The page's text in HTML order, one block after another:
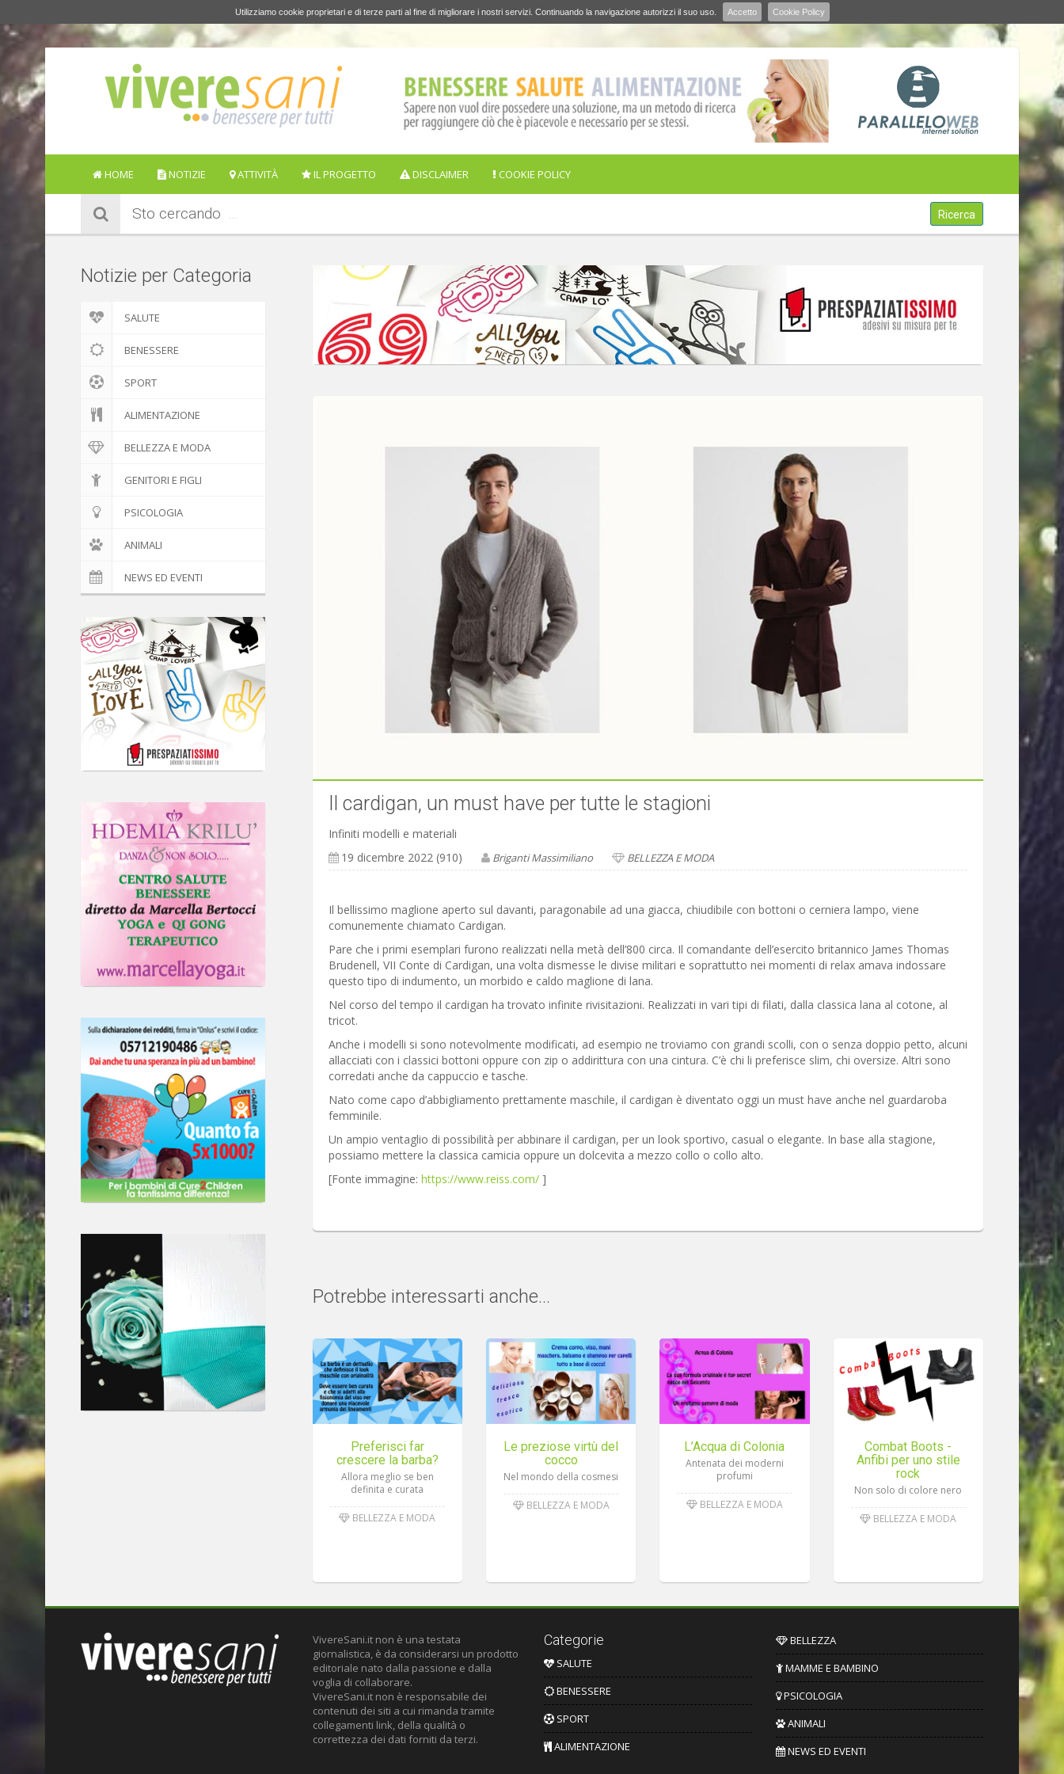
Utilizziamo cookie proprietari e di terze parti al fine di migliorare i nostri servizi. Continuando la navigazione autorizzi il suo uso. Accetto Cookie Policy
HOME NOTIZIE ATTIVITÀ IL PROGETTO DISCLAIMER COOKIE POLICY
Sto cercando Ricerca
Notizie per Categoria
SALUTE
BENESSERE
SPORT
ALIMENTAZIONE
BELLEZZA E MODA
GENITORI E FIGLI
PSICOLOGIA
ANIMALI
NEWS ED EVENTI
Il cardigan, un must have per tutte le stagioni
Infiniti modelli e materiali
19 dicembre 2022 (910)
Briganti Massimiliano BELLEZZA E MODA
Il bellissimo maglione aperto sul davanti, paragonabile ad una giacca, chiudibile con bottoni o cerniera lampo, viene
comunemente chiamato Cardigan.
Pare che i primi esemplari furono realizzati nella metà dell’800 circa. Il comandante dell’esercito britannico James Thomas
Brudenell, VII Conte di Cardigan, una volta dismesse le divise militari e soprattutto nei momenti di relax amava indossare
questo tipo di indumento, un morbido e caldo maglione di lana.
Nel corso del tempo il cardigan ha trovato infinite rivisitazioni. Realizzati in vari tipi di filati, dalla classica lana al cotone, al
tricot.
Anche i modelli si sono notevolmente modificati, ad esempio ne troviamo con grandi scolli, con o senza doppio petto, alcuni
allacciati con i classici bottoni oppure con zip o addirittura con una cintura. C’è chi li preferisce slim, chi oversize. Altri sono
corredati anche da cappuccio e tasche.
Nato come capo d’abbigliamento prettamente maschile, il cardigan è diventato oggi un must have anche nel guardaroba
femminile.
Un ampio ventaglio di possibilità per abbinare il cardigan, per un look sportivo, casual o elegante. In base alla stagione,
possiamo mettere la classica camicia oppure un dolcevita a mezzo collo o collo alto.
[Fonte immagine: https://www.reiss.com/]
Potrebbe interessarti anche...
Preferisci far
crescere la barba?
Allora meglio se ben
definita e curata
BELLEZZA E MODA
Le preziose virtù del
cocco
Nel mondo della cosmesi
BELLEZZA E MODA
L’Acqua di Colonia
Antenata dei moderni
profumi
BELLEZZA E MODA
Combat Boots -
Anfibi per uno stile
rock
Non solo di colore nero
BELLEZZA E MODA
VivereSani.it non è una testata
giornalistica, è da considerarsi un prodotto
editoriale nato dalla passione e dalla
voglia di collaborare.
VivereSani.it non è responsabile dei
contenuti dei siti a cui rimanda tramite
collegamenti link, della qualità o
correttezza dei dati forniti da terzi.
Categorie
SALUTE
BENESSERE
SPORT
ALIMENTAZIONE
BELLEZZA
MAMME E BAMBINO
PSICOLOGIA
ANIMALI
NEWS ED EVENTI